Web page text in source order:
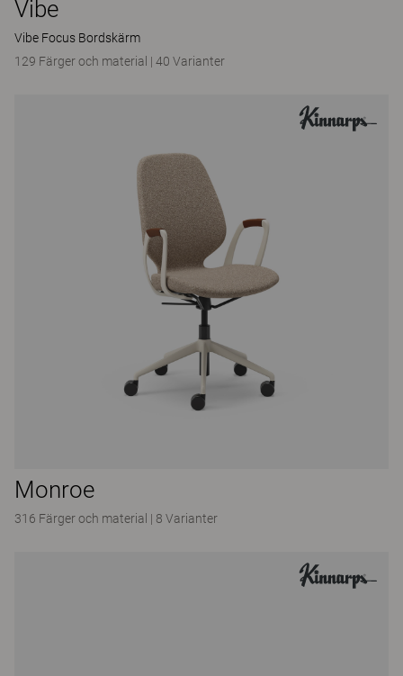
Vibe
Vibe Focus Bordskärm
129 Färger och material | 40 Varianter
Monroe
316 Färger och material | 8 Varianter